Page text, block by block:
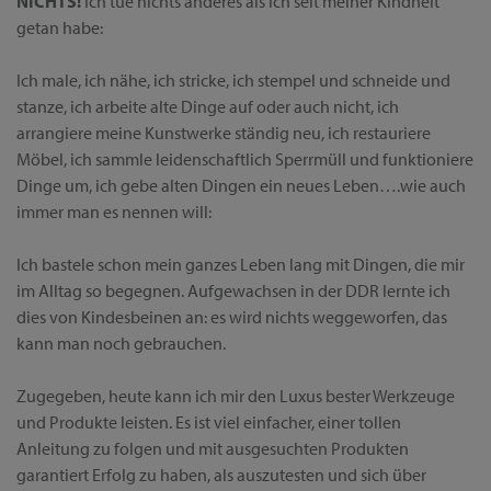
getan habe:
Ich male, ich nähe, ich stricke, ich stempel und schneide und
stanze, ich arbeite alte Dinge auf oder auch nicht, ich
arrangiere meine Kunstwerke ständig neu, ich restauriere
Möbel, ich sammle leidenschaftlich Sperrmüll und funktioniere
Dinge um, ich gebe alten Dingen ein neues Leben….wie auch
immer man es nennen will:
Ich bastele schon mein ganzes Leben lang mit Dingen, die mir
im Alltag so begegnen. Aufgewachsen in der DDR lernte ich
dies von Kindesbeinen an: es wird nichts weggeworfen, das
kann man noch gebrauchen.
Zugegeben, heute kann ich mir den Luxus bester Werkzeuge
und Produkte leisten. Es ist viel einfacher, einer tollen
Anleitung zu folgen und mit ausgesuchten Produkten
garantiert Erfolg zu haben, als auszutesten und sich über